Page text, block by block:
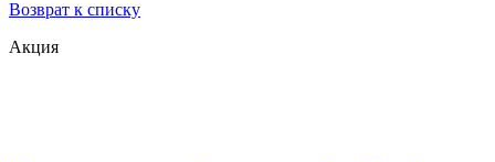
Возврат к списку
Акция